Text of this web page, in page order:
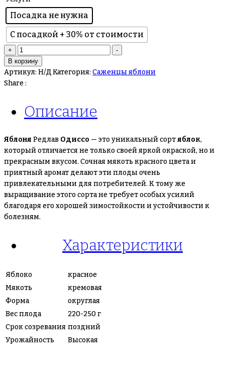
Посадка не нужна
С посадкой + 30% от стоимости
+
Количество
товара
Яблоня
Одиссо
-
В корзину
Артикул: Н/ДКатегория: Саженцы яблони
Share :
Описание
Яблоня Редлав Одиссо — это уникальный сортяблок,
который отличается не только своей яркой окраской, но и
прекрасным вкусом. Сочная мякоть красного цвета и
приятный аромат делают эти плоды очень
привлекательными для потребителей. К тому же
выращивание этого сорта не требует особых усилий
благодаря его хорошей зимостойкости и устойчивости к
болезням.
Характеристики
Яблоко
красное
Мякоть
кремовая
Форма
округлая
Вес плода
220-250 г
Срок созревания поздний
Урожайность
Высокая